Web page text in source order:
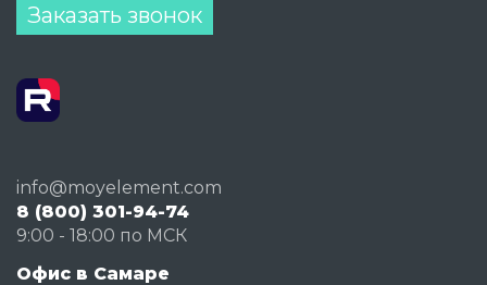
Заказать звонок
info@moyelement.com
8 (800) 301-94-74
9:00 - 18:00 по МСК
Офис в Самаре